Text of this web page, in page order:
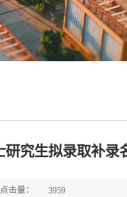
研究生拟录取补录
点击量： 3959